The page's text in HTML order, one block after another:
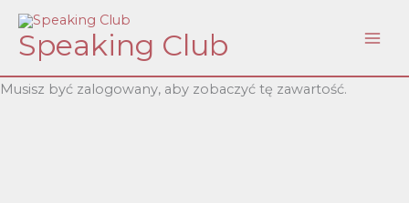
Skip
content
Speaking Club
Musisz być zalogowany, aby zobaczyć tę zawartość.